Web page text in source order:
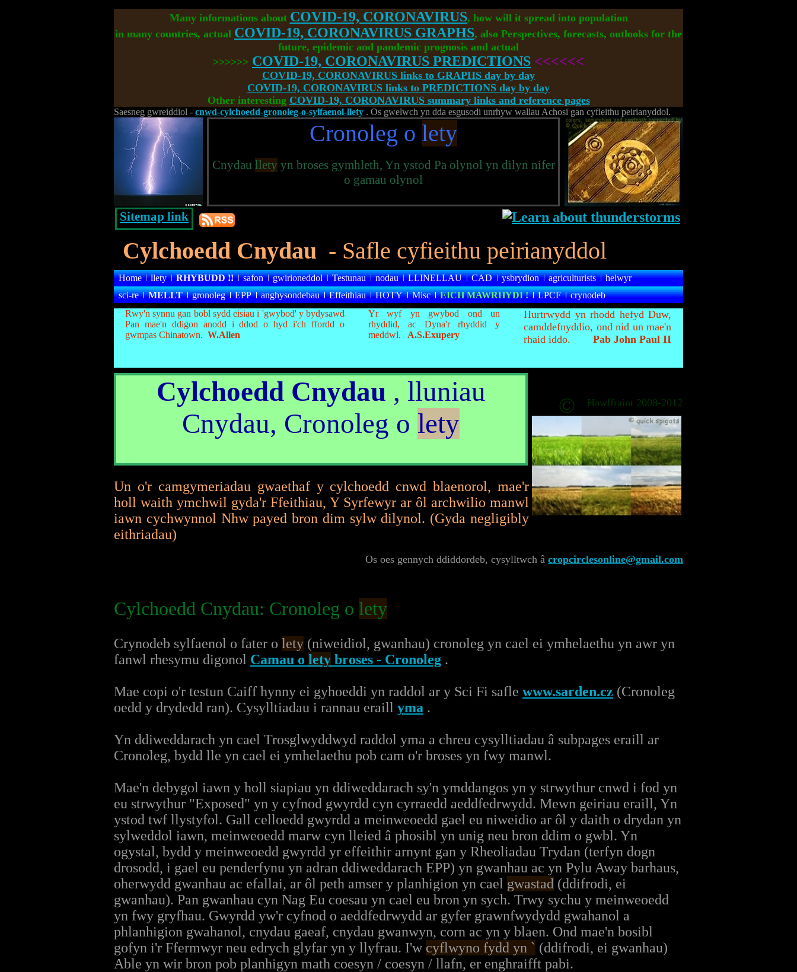
Many informations about COVID-19, CORONAVIRUS, how will it spread into population
in many countries, actual COVID-19, CORONAVIRUS GRAPHS, also Perspectives, forecasts, outlooks for the
future, epidemic and pandemic prognosis and actual
>>>>>> COVID-19, CORONAVIRUS PREDICTIONS <<<<<<
COVID-19, CORONAVIRUS links to GRAPHS day by day
COVID-19, CORONAVIRUS links to PREDICTIONS day by day
Other interesting COVID-19, CORONAVIRUS summary links and reference pages
Saesneg gwreiddiol - cnwd-cylchoedd-gronoleg-o-sylfaenol-llety . Os gwelwch yn dda esgusodi unrhyw wallau Achosi gan cyfieithu peirianyddol.
Cronoleg o lety
Cnydau llety yn broses gymhleth, Yn ystod Pa olynol yn dilyn nifer
o gamau olynol
Sitemap link
Cylchoedd Cnydau - Safle cyfieithu peirianyddol
Home
sci-re
MELLT gronoleg EPP anghysondebau Effeithiau HOTY Misc EICH MAWRHYDI! LPCF crynodeb
llety RHYBUDD!! safon gwirioneddol Testunau nodau LLINELLAU CAD ysbrydion agriculturists helwyr
Rwy'n synnu gan bobl sydd eisiau i 'gwybod' y bydysawd
Pan mae'n ddigon anodd i ddod o hyd i'ch ffordd o
gwmpas Chinatown. W.Allen
Yr wyf yn gwybod ond un
rhyddid, ac Dyna'r rhyddid y
meddwl. A.S.Exupery
Hurtrwydd yn rhodd hefyd Duw,
camddefnyddio, ond nid un mae'n
rhaid iddo.
Pab John Paul II
Cylchoedd Cnydau , lluniau
Cnydau, Cronoleg o lety
© Hawlfraint 2008-2012
Un o'r camgymeriadau gwaethaf y cylchoedd cnwd blaenorol, mae'r
holl waith ymchwil gyda'r Ffeithiau, Y Syrfewyr ar ôl archwilio manwl
iawn cychwynnol Nhw payed bron dim sylw dilynol. (Gyda negligibly
eithriadau)
Os oes gennych ddiddordeb, cysylltwch â cropcirclesonline@gmail.com
Cylchoedd Cnydau: Cronoleg o lety
Crynodeb sylfaenol o fater o lety (niweidiol, gwanhau) cronoleg yn cael ei ymhelaethu yn awr yn
fanwl rhesymu digonol Camau o lety broses - Cronoleg .
Mae copi o'r testun Caiff hynny ei gyhoeddi yn raddol ar y Sci Fi safle www.sarden.cz (Cronoleg
oedd y drydedd ran). Cysylltiadau i rannau eraill yma .
Yn ddiweddarach yn cael Trosglwyddwyd raddol yma a chreu cysylltiadau â subpages eraill ar
Cronoleg, bydd lle yn cael ei ymhelaethu pob cam o'r broses yn fwy manwl.
Mae'n debygol iawn y holl siapiau yn ddiweddarach sy'n ymddangos yn y strwythur cnwd i fod yn
eu strwythur "Exposed" yn y cyfnod gwyrdd cyn cyrraedd aeddfedrwydd. Mewn geiriau eraill, Yn
ystod twf llystyfol. Gall celloedd gwyrdd a meinweoedd gael eu niweidio ar ôl y daith o drydan yn
sylweddol iawn, meinweoedd marw cyn lleied â phosibl yn unig neu bron ddim o gwbl. Yn
ogystal, bydd y meinweoedd gwyrdd yr effeithir arnynt gan y Rheoliadau Trydan (terfyn dogn
drosodd, i gael eu penderfynu yn adran ddiweddarach EPP) yn gwanhau ac yn Pylu Away barhaus,
oherwydd gwanhau ac efallai, ar ôl peth amser y planhigion yn cael gwastad (ddifrodi, ei
gwanhau). Pan gwanhau cyn Nag Eu coesau yn cael eu bron yn sych. Trwy sychu y meinweoedd
yn fwy gryfhau. Gwyrdd yw'r cyfnod o aeddfedrwydd ar gyfer grawnfwydydd gwahanol a
phlanhigion gwahanol, cnydau gaeaf, cnydau gwanwyn, corn ac yn y blaen. Ond mae'n bosibl
gofyn i'r Ffermwyr neu edrych glyfar yn y llyfrau. I'w cyflwyno fydd yn ` (ddifrodi, ei gwanhau)
Able yn wir bron pob planhigyn math coesyn / coesyn / llafn, er enghraifft pabi.